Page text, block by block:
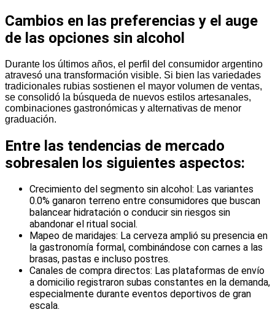
Cambios en las preferencias y el auge
de las opciones sin alcohol
Durante los últimos años, el perfil del consumidor argentino
atravesó una transformación visible. Si bien las variedades
tradicionales rubias sostienen el mayor volumen de ventas,
se consolidó la búsqueda de nuevos estilos artesanales,
combinaciones gastronómicas y alternativas de menor
graduación.
Entre las tendencias de mercado
sobresalen los siguientes aspectos:
Crecimiento del segmento sin alcohol: Las variantes
0.0% ganaron terreno entre consumidores que buscan
balancear hidratación o conducir sin riesgos sin
abandonar el ritual social.
Mapeo de maridajes: La cerveza amplió su presencia en
la gastronomía formal, combinándose con carnes a las
brasas, pastas e incluso postres.
Canales de compra directos: Las plataformas de envío
a domicilio registraron subas constantes en la demanda,
especialmente durante eventos deportivos de gran
escala.